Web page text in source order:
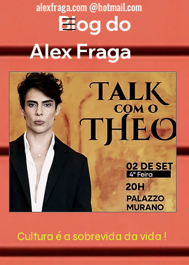
Cultura é a sobrevida da vida !
Blog do
Alex Fraga
alexfraga.com @hotmail.com